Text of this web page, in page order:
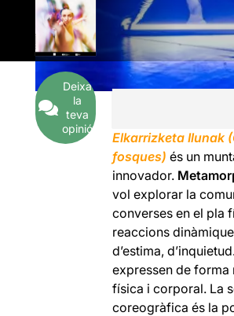
Deixa
la
teva
opinió
Elkarrizketa Ilunak
fosques) és un
innovador.
vol explorar la
converses en el pla
reaccions
d’estima,
expressen de forma
física i corporal. La
coreogràfica és la